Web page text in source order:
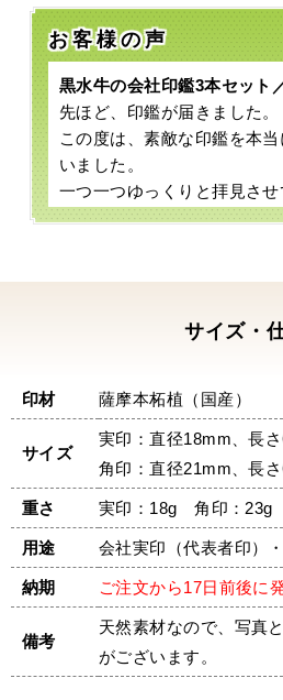
お客様の声
黒水牛の会社印鑑3本セット
先ほど、印鑑が届きました。
この度は、素敵な印鑑を本
いました。
一つ一つゆっくりと拝見させ
保証書、鑑定書、印鑑・・
し検討しました。
引き受けて良いものを作っ
があるのか不安でした。
数ある印鑑屋さんの中で、中
応が早く快く引き受けてくだ
あとは、印鑑が無事に届く
望した日の午前中に届き感
に感謝の気持ちでいっぱいに
素晴らしい印鑑と対応を本
いました。
この印鑑をお守りと思い大
ます。
サイズ・
印材 薩摩本柘植（国産）
サイズ
実印：直径18mm、長
角印：直径21mm、長
重さ 実印：18g 角印：23g
用途 会社実印（代表者印）
納期 ご注文から17日前後に
備考
天然素材なので、写真
がございます。